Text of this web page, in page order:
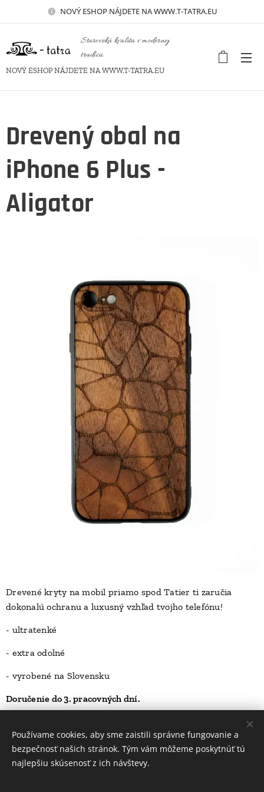
NOVÝESHOP NÁJDETE NA WWW.T-TATRA.EU
Staroveká kvalita v modernej
tradícii.
NOVÝ ESHOP NÁJDETE NA WWW.T-TATRA.EU
Drevený obal na
iPhone 6 Plus -
Aligator
Drevené kryty na mobil priamo spod Tatier ti zaručia
dokonalú ochranu a luxusný vzhľad tvojho telefónu!
- ultratenké
- extra odolné
- vyrobené na Slovensku
Doručenie do 3. pracovných dní.
23,00Kč
Používame cookies, aby sme zaistili správne fungovanie a
bezpečnosť našich stránok. Tým vám môžeme poskytnúť tú
najlepšiu skúsenosť z ich návštevy.